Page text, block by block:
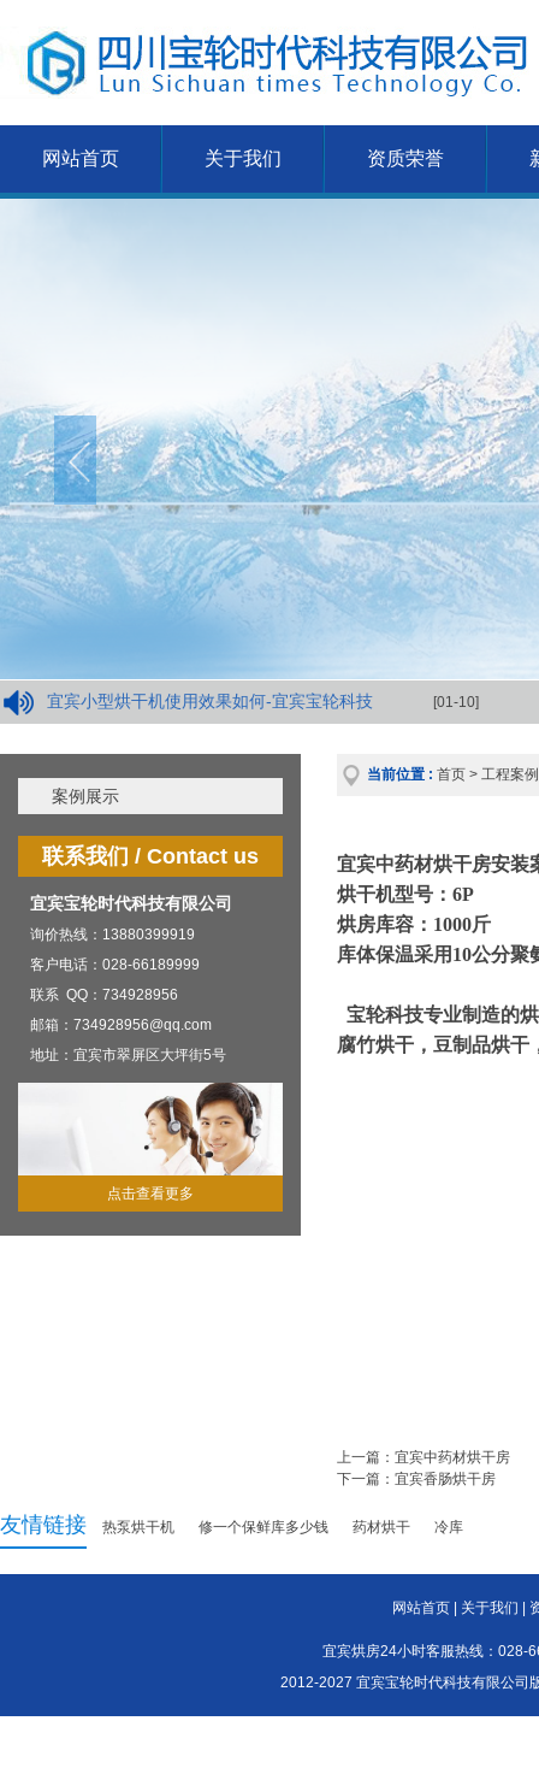
网站首页 关于我们 资质荣誉
宜宾小型烘干机使用效果如何-宜宾宝轮科技 [01-10]
案例展示
联系我们 / Contact us
宜宾宝轮时代科技有限公司
询价热线：13880399919
客户电话：028-66189999
联系 QQ：734928956
邮箱：734928956@qq.com
地址：宜宾市翠屏区大坪街5号
点击查看更多
当前位置 : 首页 > 工程案例
宜宾中药材烘干房安装
烘干机型号：6P
烘房库容：1000斤
库体保温采用10公分
宝轮科技专业制造的
腐竹烘干，豆制品烘干
上一篇： 宜宾中药材烘干房
下一篇： 宜宾香肠烘干房
友情链接 热泵烘干机 修一个保鲜库多少钱 药材烘干 冷库
网站首页 关于我们
宜宾烘房24小时客服热线：
2012-2027 宜宾宝轮时代科技有限公司